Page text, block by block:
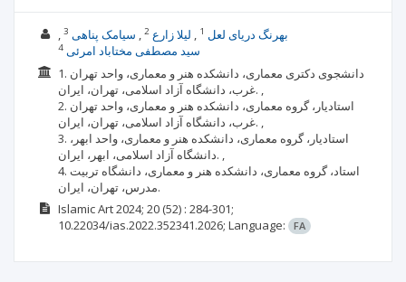
بهرنگ دریای لعل لیلا زارع 2 سیامک پناهی
سید مصطفی مختاباد امرئی 4
1. دانشجوی دکتری معماری، دانشکده هنر و معماری، واحد تهران
غرب، دانشگاه آزاد اسلامی، تهران، ایران. ,
2. استادیار، گروه معماری، دانشکده هنر و معماری، واحد تهران
غرب، دانشگاه آزاد اسلامی، تهران، ایران. ,
3. استادیار، گروه معماری، دانشکده هنر و معماری، واحد ابهر،
دانشگاه آزاد اسلامی، ابهر، ایران. ,
4. استاد، گروه معماری، دانشکده هنر و معماری، دانشگاه تربیت
مدرس، تهران، ایران.
Islamic Art2024; 20(52) : 284-301;
10.22034/ias.2022.352341.2026; Language: FA